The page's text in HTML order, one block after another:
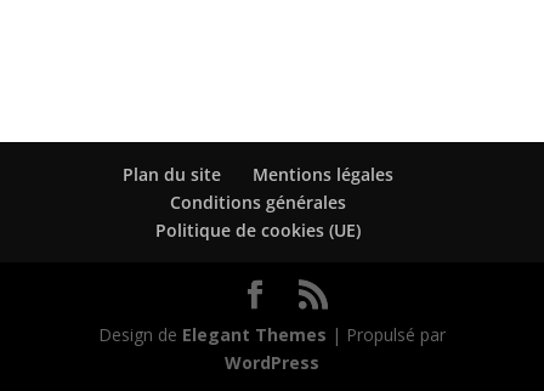
Plan du site
Mentions légales
Conditions générales
Politique de cookies (UE)
Design de Elegant Themes | Propulsé par
WordPress